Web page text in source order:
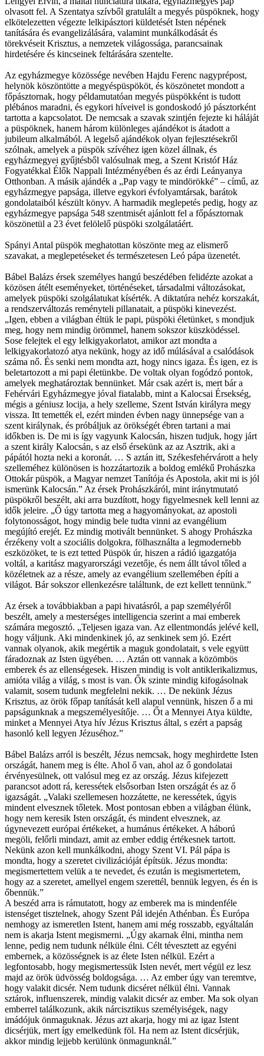
olvasott fel. A Szentatya szívből gratulált a megyés püspöknek, hogy
elkötelezetten végezte lelkipásztori küldetését Isten népének
tanítására és evangelizálására, valamint munkálkodását és
törekvéseit Krisztus, a nemzetek világossága, parancsainak
hirdetésére és kincseinek feltárására szentelte.
Az egyházmegye közössége nevében Hajdu Ferenc nagyprépost,
helynök köszöntötte a megyéspüspököt, és köszönetet mondott a
főpásztornak, hogy példamutatóan megyés püspökként is tudott
plébános maradni, és egykori híveivel is gondoskodó jó pásztorként
tartotta a kapcsolatot. De nemcsak a szavak szintjén fejezte ki háláját
a püspöknek, hanem három különleges ajándékot is átadott a
jubileum alkalmából. A legelső ajándékok olyan fejlesztésekről
szólnak, amelyek a püspök szívéhez igen közel állnak, és
egyházmegyei gyűjtésből valósulnak meg, a Szent Kristóf Ház
Fogyatékkal Élők Nappali Intézményében és az érdi Leányanya
Otthonban. A másik ajándék a „Pap vagy te mindörökké” – című, az
egyházmegye papsága, illetve egykori évfolyamtársak, barátok
gondolataiból készült könyv. A harmadik meglepetés pedig, hogy az
egyházmegye papsága 548 szentmisét ajánlott fel a főpásztornak
köszönetül a 23 évet felölelő püspöki szolgálatáért.
Spányi Antal püspök meghatottan köszönte meg az elismerő
szavakat, a meglepetéseket és természetesen Leó pápa üzenetét.
Bábel Balázs érsek személyes hangú beszédében felidézte azokat a
közösen átélt eseményeket, történéseket, társadalmi változásokat,
amelyek püspöki szolgálatukat kísérték. A diktatúra nehéz korszakát,
a rendszerváltozás reményteli pillanatait, a püspöki kinevezést.
„Igen, ebben a világban éltük le papi, püspöki életünket, s mondjuk
meg, hogy nem mindig örömmel, hanem sokszor küszködéssel.
Sose felejtek el egy lelkigyakorlatot, amikor azt mondta a
lelkigyakorlatozó atya nekünk, hogy az idő múlásával a csalódások
száma nő. És senki nem mondta azt, hogy nincs igaza. És igen, ez is
beletartozott a mi papi életünkbe. De voltak olyan fogódzó pontok,
amelyek meghatároztak bennünket. Már csak azért is, mert bár a
Fehérvári Egyházmegye jóval fiatalabb, mint a Kalocsai Érsekség,
mégis a géniusz locija, a hely szelleme, Szent István királyra megy
vissza. Itt temették el, ezért minden évben nagy ünnepsége van a
szent királynak, és próbáljuk az örökségét ébren tartani a mai
időkben is. De mi is így vagyunk Kalocsán, hiszen tudjuk, hogy járt
a szent király Kalocsán, s az első érsekünk az az Asztrik, aki a
pápától hozta neki a koronát. … S aztán itt, Székesfehérvárott a hely
szelleméhez különösen is hozzátartozik a boldog emlékű Prohászka
Ottokár püspök, a Magyar nemzet Tanítója és Apostola, akit mi is jól
ismerünk Kalocsán.” Az érsek Prohászkáról, mint iránytmutató
püspökről beszélt, aki arra buzdított, hogy figyelmesnek kell lenni az
idők jeleire. „Ő úgy tartotta meg a hagyományokat, az apostoli
folytonosságot, hogy mindig bele tudta vinni az evangélium
megújító erejét. Ez mindig motivált bennünket. S ahogy Prohászka
érzékeny volt a szociális dolgokra, fölhasználta a legmodernebb
eszközöket, te is ezt tetted Püspök úr, hiszen a rádió igazgatója
voltál, a karitász magyarországi vezetője, és nem állt távol tőled a
közéletnek az a része, amely az evangélium szellemében építi a
világot. Bár sokszor ellenkezésre találtunk, de ezt kellett tennünk.”
Az érsek a továbbiakban a papi hivatásról, a pap személyéről
beszélt, amely a mesterséges intelligencia szerint a mai emberek
számára megosztó. „Teljesen igaza van. Az ellentmondás jelévé kell,
hogy váljunk. Aki mindenkinek jó, az senkinek sem jó. Ezért
vannak olyanok, akik megértik a maguk gondolatait, s vele együtt
fáradoznak az Isten ügyében. … Aztán ott vannak a közömbös
emberek és az ellenségesek. Hiszen mindig is volt antiklerikalizmus,
amióta világ a világ, s most is van. Ők szinte mindig kifogásolnak
valamit, sosem tudunk megfelelni nekik. … De nekünk Jézus
Krisztus, az örök főpap tanítását kell alapul vennünk, hiszen ő a mi
papságunknak a megszemélyesítője. … Őt a Mennyei Atya küldte,
minket a Mennyei Atya hív Jézus Krisztus által, s ezért a papság
hasonló kell legyen Jézuséhoz.”
Bábel Balázs arról is beszélt, Jézus nemcsak, hogy meghirdette Isten
országát, hanem meg is élte. Ahol ő van, ahol az ő gondolatai
érvényesülnek, ott valósul meg ez az ország. Jézus kifejezett
parancsot adott rá, keressétek elsősorban Isten országát és az ő
igazságát. „Valaki szellemesen hozzátette, ne keressétek, úgyis
mindent elvesznek tőletek. Most pontosan ebben a világban élünk,
hogy nem keresik Isten országát, és mindent elvesznek, az
úgynevezett európai értékeket, a humánus értékeket. A háború
megöli, felőrli mindazt, amit az ember eddig értékesnek tartott.
Nekünk azon kell munkálkodni, ahogy Szent VI. Pál pápa is
mondta, hogy a szeretet civilizációját építsük. Jézus mondta:
megismertettem velük a te nevedet, és ezután is megismertetem,
hogy az a szeretet, amellyel engem szerettél, bennük legyen, és én is
őbennük.”
A beszéd arra is rámutatott, hogy az emberek ma is mindenféle
istenséget tisztelnek, ahogy Szent Pál idején Athénban. És Európa
nemhogy az ismeretlen Istent, hanem ami még rosszabb, egyáltalán
nem is akarja Istent megismerni. „Úgy akarnak élni, mintha nem
lenne, pedig nem tudunk nélküle élni. Célt tévesztett az egyéni
embernek, a közösségnek is az élete Isten nélkül. Ezért a
legfontosabb, hogy megismertessük Isten nevét, mert végül ez lesz
majd az örök üdvösség boldogsága. … Az ember úgy van teremtve,
hogy valakit dicsér. Nem tudunk dicséret nélkül élni. Vannak
sztárok, influenszerek, mindig valakit dicsér az ember. Ma sok olyan
emberrel találkozunk, akik nárcisztikus személyiségek, nagy
imádójuk önmaguknak. Jézus azt akarja, hogy mi az igaz Istent
dicsérjük, mert így emelkedünk föl. Ha nem az Istent dicsérjük,
akkor mindig lejjebb kerülünk önmagunknál.”